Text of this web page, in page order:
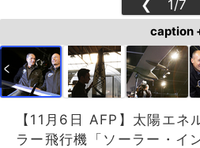
❮ 1/7
caption
【11月6日 AFP】太陽エネ
ラー飛行機「ソーラー・イ